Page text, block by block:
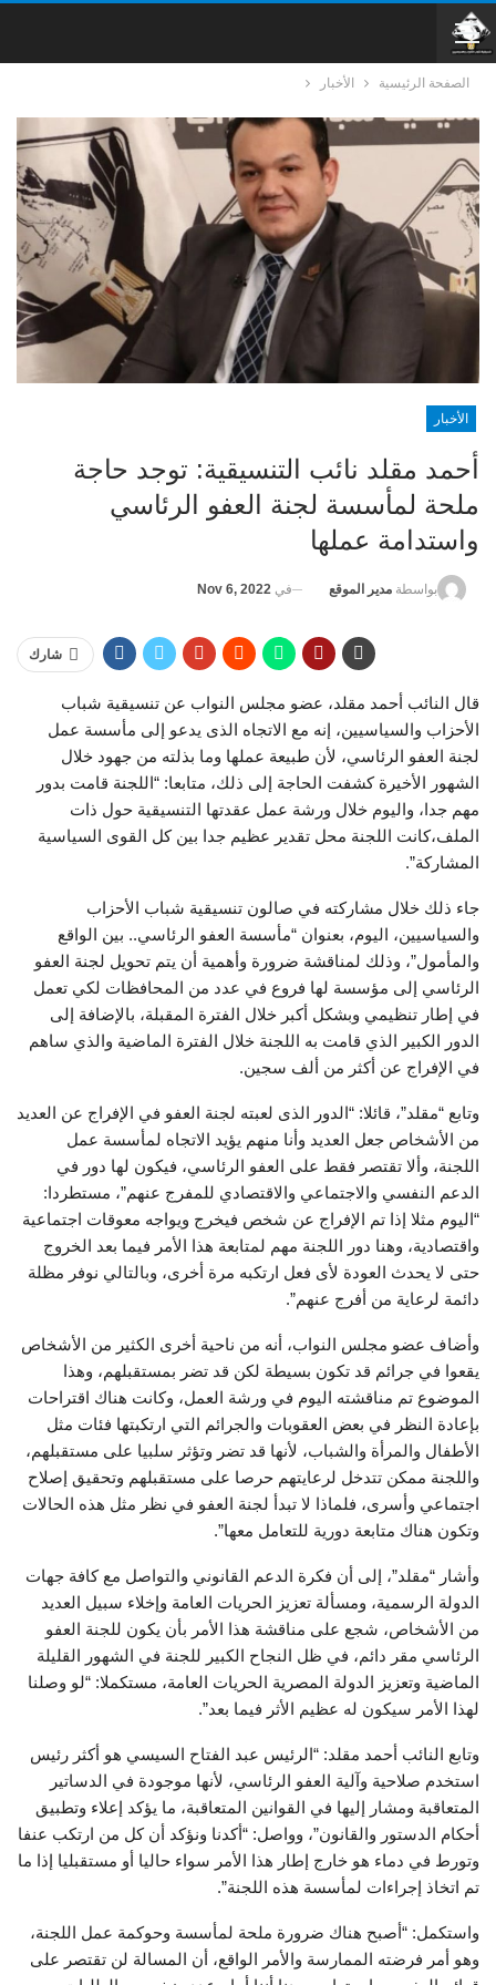
الصفحة الرئيسية الأخبار
الأخبار
أحمد مقلد نائب التنسيقية: توجد حاجة
ملحة لمأسسة لجنة العفو الرئاسي
واستدامة عملها
بواسطة مدير الموقع في Nov 6, 2022
شارك
قال النائب أحمد مقلد، عضو مجلس النواب عن تنسيقية شباب
الأحزاب والسياسيين، إنه مع الاتجاه الذى يدعو إلى مأسسة عمل
لجنة العفو الرئاسي، لأن طبيعة عملها وما بذلته من جهود خلال
الشهور الأخيرة كشفت الحاجة إلى ذلك، متابعا: “اللجنة قامت بدور
مهم جدا، واليوم خلال ورشة عمل عقدتها التنسيقية حول ذات
الملف،كانت اللجنة محل تقدير عظيم جدا بين كل القوى السياسية
المشاركة”.
جاء ذلك خلال مشاركته في صالون تنسيقية شباب الأحزاب
والسياسيين، اليوم، بعنوان “مأسسة العفو الرئاسي.. بين الواقع
والمأمول”، وذلك لمناقشة ضرورة وأهمية أن يتم تحويل لجنة العفو
الرئاسي إلى مؤسسة لها فروع في عدد من المحافظات لكي تعمل
في إطار تنظيمي وبشكل أكبر خلال الفترة المقبلة، بالإضافة إلى
الدور الكبير الذي قامت به اللجنة خلال الفترة الماضية والذي ساهم
في الإفراج عن أكثر من ألف سجين.
وتابع “مقلد”، قائلا: “الدور الذى لعبته لجنة العفو في الإفراج عن العديد
من الأشخاص جعل العديد وأنا منهم يؤيد الاتجاه لمأسسة عمل
اللجنة، وألا تقتصر فقط على العفو الرئاسي، فيكون لها دور في
الدعم النفسي والاجتماعي والاقتصادي للمفرج عنهم”، مستطردا:
“اليوم مثلا إذا تم الإفراج عن شخص فيخرج ويواجه معوقات اجتماعية
واقتصادية، وهنا دور اللجنة مهم لمتابعة هذا الأمر فيما بعد الخروج
حتى لا يحدث العودة لأى فعل ارتكبه مرة أخرى، وبالتالي نوفر مظلة
دائمة لرعاية من أفرج عنهم”.
وأضاف عضو مجلس النواب، أنه من ناحية أخرى الكثير من الأشخاص
يقعوا في جرائم قد تكون بسيطة لكن قد تضر بمستقبلهم، وهذا
الموضوع تم مناقشته اليوم في ورشة العمل، وكانت هناك اقتراحات
بإعادة النظر في بعض العقوبات والجرائم التي ارتكبتها فئات مثل
الأطفال والمرأة والشباب، لأنها قد تضر وتؤثر سلبيا على مستقبلهم،
واللجنة ممكن تتدخل لرعايتهم حرصا على مستقبلهم وتحقيق إصلاح
اجتماعي وأسرى، فلماذا لا تبدأ لجنة العفو في نظر مثل هذه الحالات
وتكون هناك متابعة دورية للتعامل معها”.
وأشار “مقلد”، إلى أن فكرة الدعم القانوني والتواصل مع كافة جهات
الدولة الرسمية، ومسألة تعزيز الحريات العامة وإخلاء سبيل العديد
من الأشخاص، شجع على مناقشة هذا الأمر بأن يكون للجنة العفو
الرئاسي مقر دائم، في ظل النجاح الكبير للجنة في الشهور القليلة
الماضية وتعزيز الدولة المصرية الحريات العامة، مستكملا: “لو وصلنا
لهذا الأمر سيكون له عظيم الأثر فيما بعد”.
وتابع النائب أحمد مقلد: “الرئيس عبد الفتاح السيسي هو أكثر رئيس
استخدم صلاحية وآلية العفو الرئاسي، لأنها موجودة في الدساتير
المتعاقبة ومشار إليها في القوانين المتعاقبة، ما يؤكد إعلاء وتطبيق
أحكام الدستور والقانون”، وواصل: “أكدنا ونؤكد أن كل من ارتكب عنفا
وتورط في دماء هو خارج إطار هذا الأمر سواء حاليا أو مستقبليا إذا ما
تم اتخاذ إجراءات لمأسسة هذه اللجنة”.
واستكمل: “أصبح هناك ضرورة ملحة لمأسسة وحوكمة عمل اللجنة،
وهو أمر فرضته الممارسة والأمر الواقع، أن المسالة لن تقتصر على